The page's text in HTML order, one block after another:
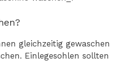
gleichzeitig gewaschen
Einlegesohlen sollten